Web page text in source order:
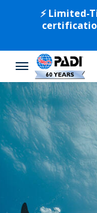
⚡️ Limited-